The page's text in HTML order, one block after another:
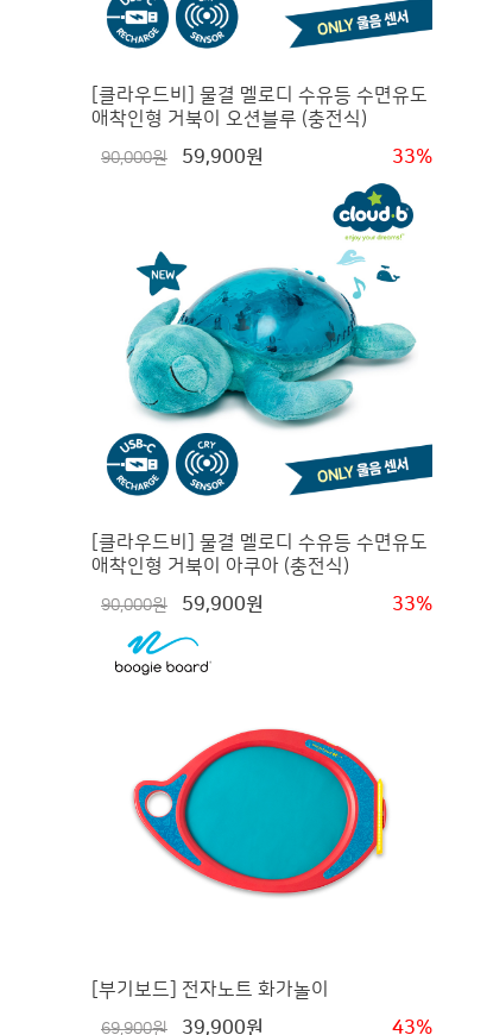
[클라우드비] 물결 멜로디 수유등 수면유도
애착인형 거북이 오션블루 (충전식)
90,000원 59,900원 33%
[클라우드비] 물결 멜로디 수유등 수면유도
애착인형 거북이 아쿠아 (충전식)
90,000원 59,900원 33%
[부기보드] 전자노트 화가놀이
69,900원 39,900원 43%